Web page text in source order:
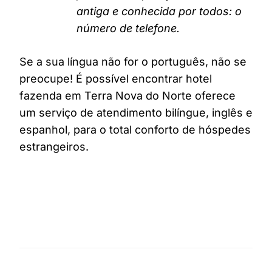
antiga e conhecida por todos: o
número de telefone.
Se a sua língua não for o português, não se
preocupe! É possível encontrar hotel
fazenda em Terra Nova do Norte oferece
um serviço de atendimento bilíngue, inglês e
espanhol, para o total conforto de hóspedes
estrangeiros.